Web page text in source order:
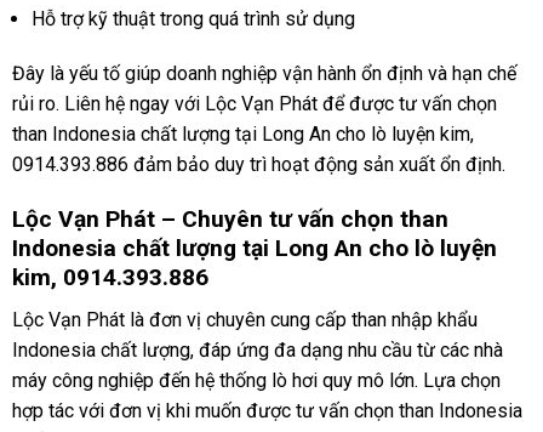
Hỗ trợ kỹ thuật trong quá trình sử dụng
Đây là yếu tố giúp doanh nghiệp vận hành ổn định và hạn chế
rủi ro. Liên hệ ngay với Lộc Vạn Phát để được tư vấn chọn
than Indonesia chất lượng tại Long An cho lò luyện kim,
0914.393.886 đảm bảo duy trì hoạt động sản xuất ổn định.
Lộc Vạn Phát – Chuyên tư vấn chọn than
Indonesia chất lượng tại Long An cho lò luyện
kim, 0914.393.886
Lộc Vạn Phát là đơn vị chuyên cung cấp than nhập khẩu
Indonesia chất lượng, đáp ứng đa dạng nhu cầu từ các nhà
máy công nghiệp đến hệ thống lò hơi quy mô lớn. Lựa chọn
hợp tác với đơn vị khi muốn được tư vấn chọn than Indonesia